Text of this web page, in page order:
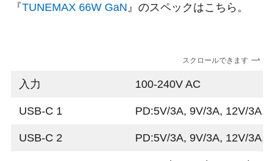
『TUNEMAX 66W GaN 』のスペックはこちら。
スクロールできます
入力 100-240V AC
USB-C 1 PD:5V/3A, 9V/3A, 12V/3A,
USB-C 2 PD:5V/3A, 9V/3A, 12V/3A,